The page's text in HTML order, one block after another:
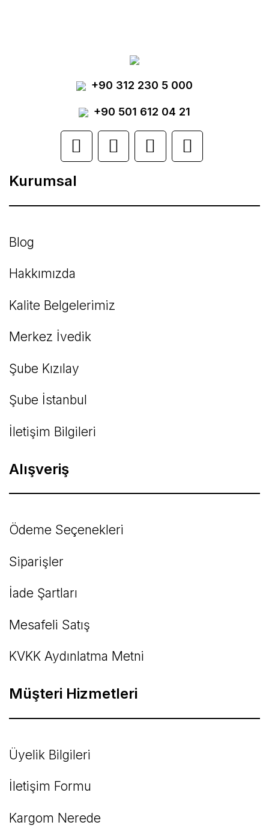
Yorum Yaz
Ürün resmi kalitesiz, bozuk veya
görüntülenemiyor.
Ürün açıklamasında eksik bilgiler bulunuyor.
Ürün bilgilerinde hatalar bulunuyor.
Ürün fiyatı diğer sitelerden daha pahalı.
Bu ürüne benzer farklı alternatifler olmalı.
+90 312 230 5 000
+90 501 612 04 21
Kurumsal
Blog
Hakkımızda
Kalite Belgelerimiz
Merkez İvedik
Şube Kızılay
Şube İstanbul
İletişim Bilgileri
Alışveriş
Ödeme Seçenekleri
Siparişler
İade Şartları
Mesafeli Satış
KVKK Aydınlatma Metni
Müşteri Hizmetleri
Üyelik Bilgileri
İletişim Formu
Kargom Nerede